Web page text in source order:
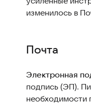
изменилось в
Почта
Электронная
подпись (ЭП).
необходимости